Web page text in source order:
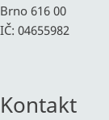
Brno 616 00
IČ: 04655982
Kontakt